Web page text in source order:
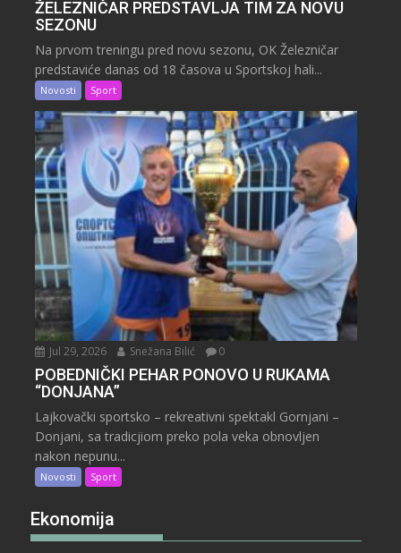
ŽELEZNIČAR PREDSTAVLJA TIM ZA NOVU
SEZONU
Na prvom treningu pred novu sezonu, OK Železničar
predstaviće danas od 18 časova u Sportskoj hali...
Novosti Sport
Jul 29, 2026 Snežana Bilić 0
POBEDNIČKI PEHAR PONOVO U RUKAMA
“DONJANA”
Lajkovački sportsko – rekreativni spektakl Gornjani –
Donjani, sa tradicjiom preko pola veka obnovljen
nakon nepunu...
Novosti Sport
Ekonomija